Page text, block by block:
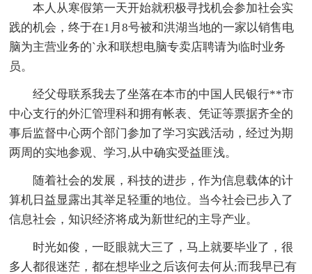
本人从寒假第一天开始就积极寻找机会参加社会实
践的机会，终于在1月8号被和洪湖当地的一家以销售电
脑为主营业务的`永和联想电脑专卖店聘请为临时业务
员。
经父母联系我去了坐落在本市的中国人民银行**市
中心支行的外汇管理科和拥有帐表、凭证等票据齐全的
事后监督中心两个部门参加了学习实践活动，经过为期
两周的实地参观、学习,从中确实受益匪浅。
随着社会的发展，科技的进步，作为信息载体的计
算机日益显露出其举足轻重的地位。当今社会已步入了
信息社会，知识经济将成为新世纪的主导产业。
时光如俊，一眨眼就大三了，马上就要毕业了，很
多人都很迷茫，都在想毕业之后该何去何从;而我早已有